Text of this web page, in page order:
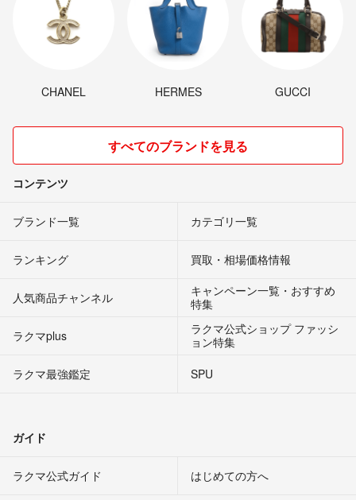
CHANEL HERMES GUCCI
すべてのブランドを見る
コンテンツ
ブランド一覧 カテゴリ一覧
ランキング 買取・相場価格情報
人気商品チャンネル
キャンペーン一覧・おすすめ
特集
ラクマplus
ラクマ公式ショップ ファッシ
ョン特集
ラクマ最強鑑定
SPU
ガイド
ラクマ公式ガイド はじめての方へ